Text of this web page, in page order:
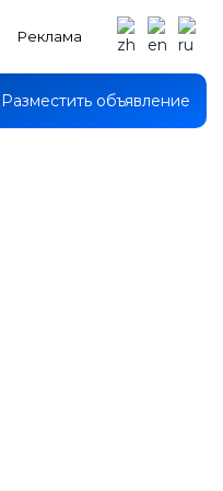
Реклама
Разместить объявление